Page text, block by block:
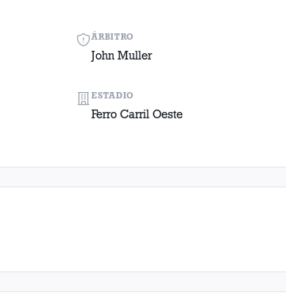
ÁRBITRO
John Muller
ESTADIO
Ferro Carril Oeste